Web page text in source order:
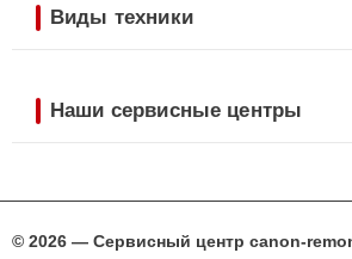
Виды техники
Наши сервисные центры
© 2026 — Сервисный центр canon-